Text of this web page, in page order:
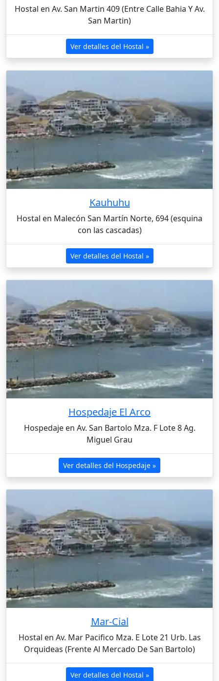
Hostal en Av. San Martin 409 (Entre Calle Bahia Y Av.
San Martin)
Ver detalles del Hostal »
Kauhuhu
Hostal en Malecón San Martín Norte, 694 (esquina
con las cascadas)
Ver detalles del Hostal »
Hospedaje El Arco
Hospedaje en Av. San Bartolo Mza. F Lote 8 Ag.
Miguel Grau
Ver detalles del Hospedaje »
Mar-Cial
Hostal en Av. Mar Pacifico Mza. E Lote 21 Urb. Las
Orquideas (Frente Al Mercado De San Bartolo)
Ver detalles del Hostal »